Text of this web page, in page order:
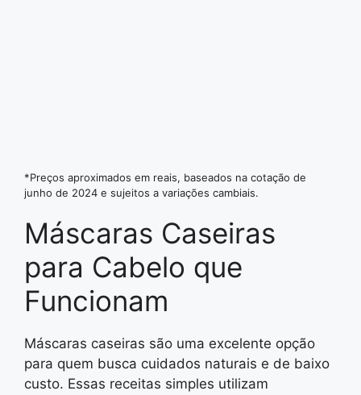
*Preços aproximados em reais, baseados na cotação de
junho de 2024 e sujeitos a variações cambiais.
Máscaras Caseiras
para Cabelo que
Funcionam
Máscaras caseiras são uma excelente opção
para quem busca cuidados naturais e de baixo
custo. Essas receitas simples utilizam